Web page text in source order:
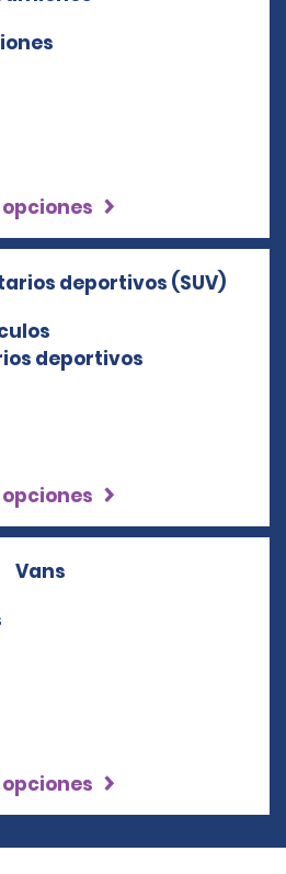
deportivos (SUV)
Vans